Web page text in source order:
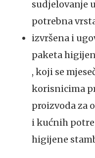
sudjelovanje
potrebna
izvršena i
paketa
, koji se
korisnicima
proizvoda za
i kućnih
higijene